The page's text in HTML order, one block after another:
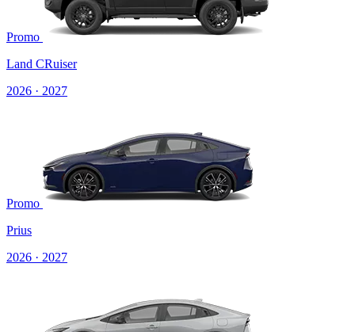
Promo
Land CRuiser
2026 · 2027
Promo
Prius
2026 · 2027